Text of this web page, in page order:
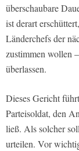
überschaubare
ist derart
Länderchefs der
zustimmen wollen
überlassen.
Dieses Gericht
Parteisoldat, den
ließ. Als solcher
urteilen. Vor